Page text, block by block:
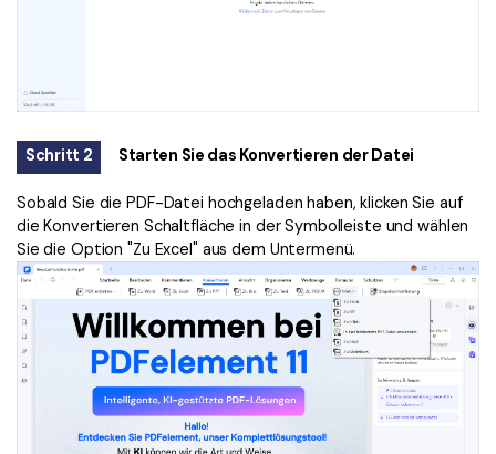
Schritt 2 Starten Sie das Konvertieren der Datei
Sobald Sie die PDF-Datei hochgeladen haben, klicken Sie auf
die Konvertieren Schaltfläche in der Symbolleiste und wählen
Sie die Option "Zu Excel" aus dem Untermenü.